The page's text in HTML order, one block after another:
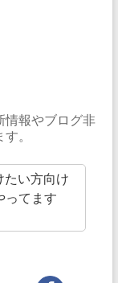
情報やブログ非
。
たい方向け
ってます